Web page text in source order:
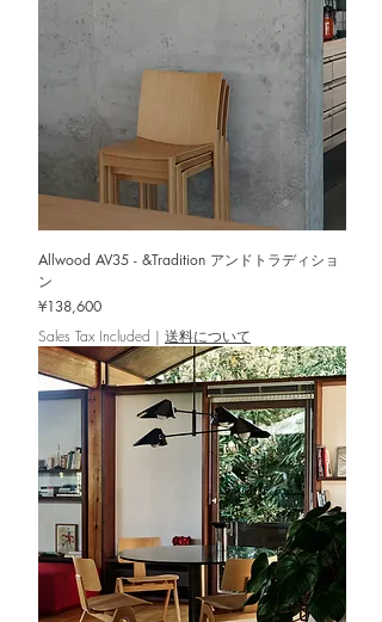
Allwood AV35 - &Tradition アンドトラディショ
ン
Price
¥138,600
Sales Tax Included | 送料について